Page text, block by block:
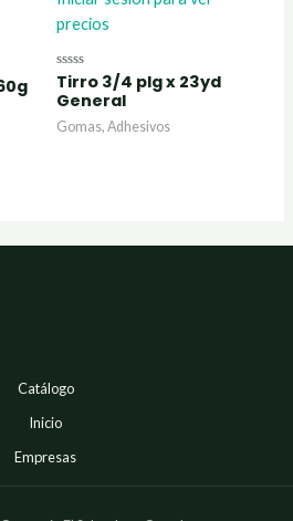
precios
Valorado
con
0
de
5
Tirro 3/4 plg x 23yd
General
Gomas, Adhesivos
Catálogo
Inicio
Empresas